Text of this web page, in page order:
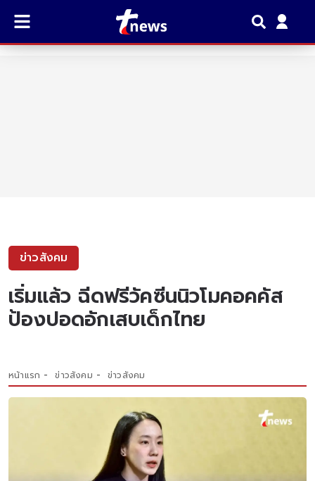
ข่าวสังคม
เริ่มแล้ว ฉีดฟรีวัคซีนนิวโมคอคคัส
ป้องปอดอักเสบเด็กไทย
หน้าแรก ข่าวสังคม ข่าวสังคม